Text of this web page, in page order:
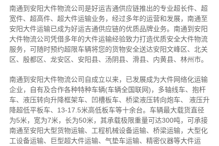
南通到安阳大件物流公司是好运吉通供应链推出的专业超长件、超
宽件、超高件、超大件运输业务，经过多年的运营和发展，南通至
安阳大件运输已成为好运吉通供应链的优质品牌业务。南通到安阳
大件物流公司凭借多年的大件运输经验致力打造优质安全大件物流
服务，可随时预约超限车辆将您的货物安全送达安阳文峰区、北关
区、殷都区、龙安区、安阳县、汤阴县、滑县、内黄县、林州市。
南通到安阳大件物流公司自成立以来，已发展成为大件网络化运输
企业，自有及合作各种特种车辆(车辆全国联网)，多轴线车、抱杆
车、液压转向升降框架车、凹槽板车、桥梁液压转向炮车、 液压升
降超低平板车、13-17.5米高低板车等十余台。车辆最大载货直径
为5米，宽为7米，长为50米，其承载极限重量可达300吨，可承接
南通至安阳大型货物运输、工程机械设备运输、桥梁运输，大型化
工设备运输、巨型超大件运输、气垫车运输、精密仪器等大件运